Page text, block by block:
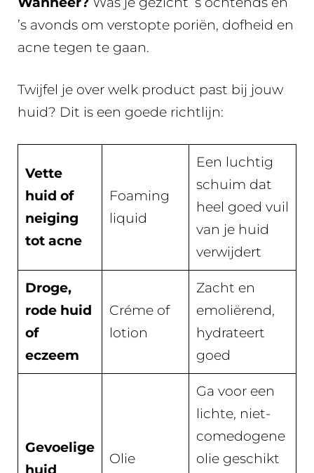
’s avonds om verstopte poriën, dofheid en
acne tegen te gaan.
Twijfel je over welk product past bij jouw
huid? Dit is een goede richtlijn:
Vette
huid of
neiging
tot acne
Foaming
liquid
Een luchtig
schuim dat
heel goed vuil
van je huid
verwijdert
Droge,
rode huid
of
eczeem
Créme of
lotion
Zacht en
emoliërend,
hydrateert
goed
Gevoelige
Olie
Ga voor een
lichte, niet-
comedogene
olie geschikt